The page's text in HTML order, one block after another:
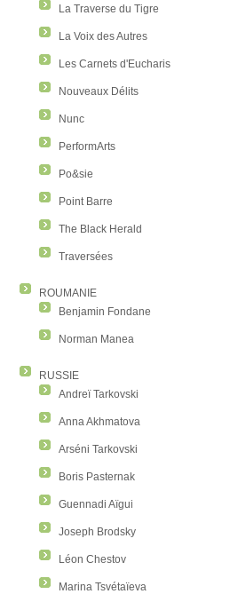
La Traverse du Tigre
La Voix des Autres
Les Carnets d'Eucharis
Nouveaux Délits
Nunc
PerformArts
Po&sie
Point Barre
The Black Herald
Traversées
ROUMANIE
Benjamin Fondane
Norman Manea
RUSSIE
Andreï Tarkovski
Anna Akhmatova
Arséni Tarkovski
Boris Pasternak
Guennadi Aïgui
Joseph Brodsky
Léon Chestov
Marina Tsvétaïeva